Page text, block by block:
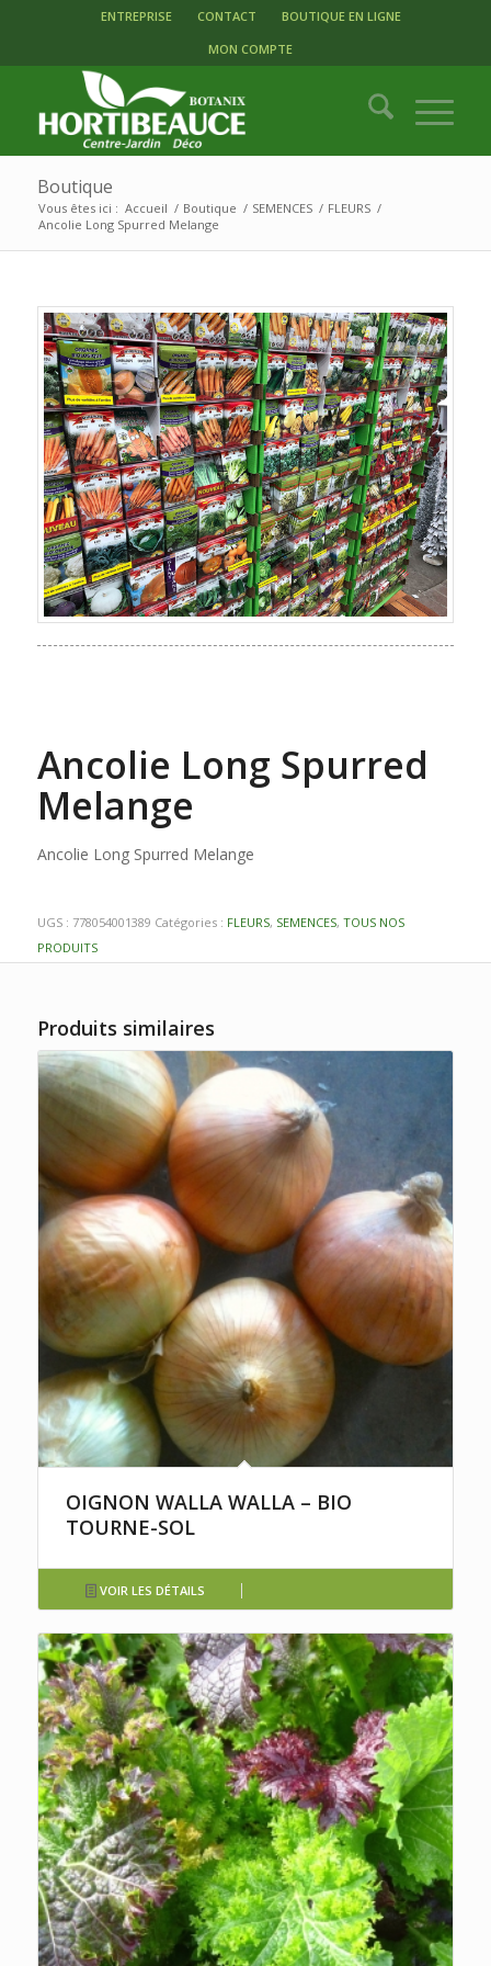
ENTREPRISE CONTACT
BOUTIQUE EN LIGNE
MON COMPTE
Boutique
Vous êtes ici : Accueil / Boutique / SEMENCES / FLEURS /
Ancolie Long Spurred Melange
Ancolie Long Spurred
Melange
Ancolie Long Spurred Melange
UGS : 778054001389 Catégories : FLEURS, SEMENCES, TOUS NOS
PRODUITS
Produits similaires
OIGNON WALLA WALLA – BIO
TOURNE-SOL
VOIR LES DÉTAILS